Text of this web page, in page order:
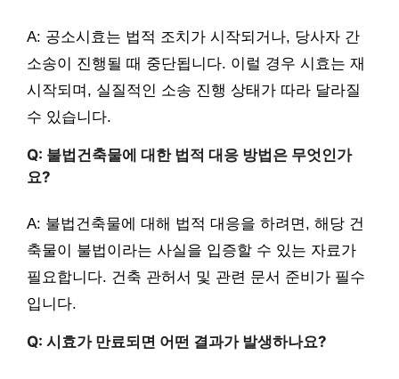
A: 공소시효는 법적 조치가 시작되거나, 당사자 간
소송이 진행될 때 중단됩니다. 이럴 경우 시효는 재
시작되며, 실질적인 소송 진행 상태가 따라 달라질
수 있습니다.
Q: 불법건축물에 대한 법적 대응 방법은 무엇인가
요?
A: 불법건축물에 대해 법적 대응을 하려면, 해당 건
축물이 불법이라는 사실을 입증할 수 있는 자료가
필요합니다. 건축 관허서 및 관련 문서 준비가 필수
입니다.
Q: 시효가 만료되면 어떤 결과가 발생하나요?